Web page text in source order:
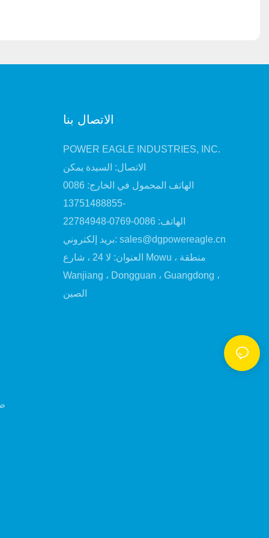
الاتصال بنا
POWER EAGLE INDUSTRIES, INC.
الاتصال: السيدة يمكن
الهاتف المحمول في الخارج: 0086
-13751488855
الهاتف: 0086-0769-22784948
بريد إلكتروني: sales@dgpowereagle.cn
العنوان: لا 24 ، شارع Mowu ، منطقة
Wanjiang ، Dongguan ، Guangdong ،
الصين